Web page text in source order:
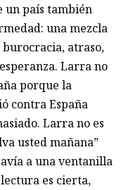
un país también
una mezcla
atraso,
Larra no
porque la
contra España
Larra no es
usted mañana”
a una ventanilla
es cierta,